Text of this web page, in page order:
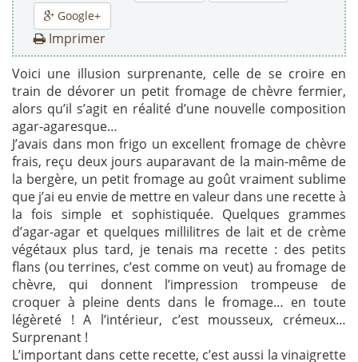
Google+
Imprimer
Voici une illusion surprenante, celle de se croire en
train de dévorer un petit fromage de chèvre fermier,
alors qu’il s’agit en réalité d’une nouvelle composition
agar-agaresque…
J’avais dans mon frigo un excellent fromage de chèvre
frais, reçu deux jours auparavant de la main-même de
la bergère, un petit fromage au goût vraiment sublime
que j’ai eu envie de mettre en valeur dans une recette à
la fois simple et sophistiquée. Quelques grammes
d’agar-agar et quelques millilitres de lait et de crème
végétaux plus tard, je tenais ma recette : des petits
flans (ou terrines, c’est comme on veut) au fromage de
chèvre, qui donnent l’impression trompeuse de
croquer à pleine dents dans le fromage… en toute
légèreté ! A l’intérieur, c’est mousseux, crémeux…
Surprenant !
L’important dans cette recette, c’est aussi la vinaigrette